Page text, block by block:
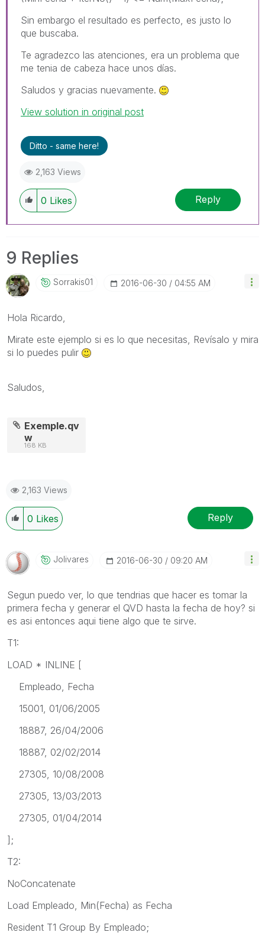
Sin embargo el resultado es perfecto, es justo lo
que buscaba.
Te agradezco las atenciones, era un problema que
me tenia de cabeza hace unos días.
Saludos y gracias nuevamente.
View solution in original post
Ditto - same here!
2,163 Views
0 Likes Reply
9 Replies
Sorrakis01 ‎2016-06-30 04:55 AM
Hola Ricardo,
Mirate este ejemplo si es lo que necesitas, Revísalo y mira
si lo puedes pulir
Saludos,
Exemple.qv
w
168 KB
2,163 Views
0 Likes Reply
Jolivares ‎2016-06-30 09:20 AM
Segun puedo ver, lo que tendrias que hacer es tomar la
primera fecha y generar el QVD hasta la fecha de hoy? si
es asi entonces aqui tiene algo que te sirve.
T1:
LOAD * INLINE [
Empleado, Fecha
15001, 01/06/2005
18887, 26/04/2006
18887, 02/02/2014
27305, 10/08/2008
27305, 13/03/2013
27305, 01/04/2014
];
T2:
NoConcatenate
Load Empleado, Min(Fecha) as Fecha
Resident T1 Group By Empleado;